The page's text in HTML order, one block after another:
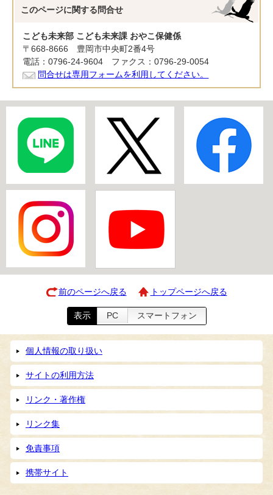
このページに関する 問合せ
こども未来部 こども未来課 おやこ保健係
〒668-8666 豊岡市中央町2番4号
電話：0796-24-9604 ファクス：0796-29-0054
問合せは専用フォームを利用してください。
前のページへ戻る トップページへ戻る
表示 PC スマートフォン
個人情報の取り扱い
サイトの利用方法
リンク・著作権
リンク集
免責事項
携帯サイト